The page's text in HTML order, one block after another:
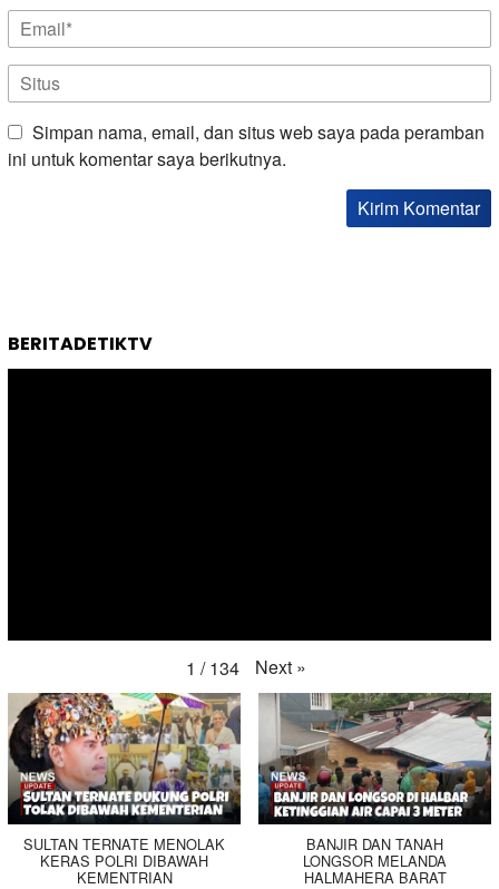
Simpan nama, email, dan situs web saya pada peramban
ini untuk komentar saya berikutnya.
BERITADETIKTV
1 / 134 Next »
SULTAN TERNATE MENOLAK
KERAS POLRI DIBAWAH
KEMENTRIAN
BANJIR DAN TANAH
LONGSOR MELANDA
HALMAHERA BARAT